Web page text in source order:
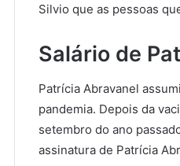
Silvio que as pessoas
Salário de
Patrícia Abravanel
pandemia. Depois da
setembro do ano
assinatura de Patrícia